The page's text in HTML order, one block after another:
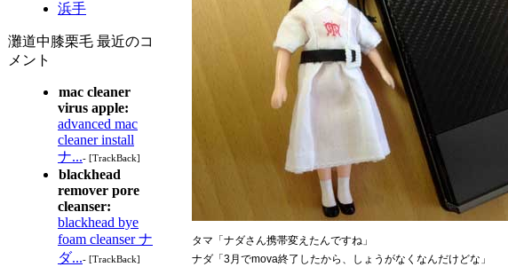
浜手
灘道中膝栗毛 最近のコ
メント
mac cleaner
virus apple:
advanced mac
cleaner install
ナ...- [TrackBack]
blackhead
remover pore
cleanser:
blackhead bye
foam cleanser ナ
ダ...- [TrackBack]
タマ「ナダさん携帯変えたんですね」
ナダ「3月でmova終了したから、しょうがなくなんだけどな」